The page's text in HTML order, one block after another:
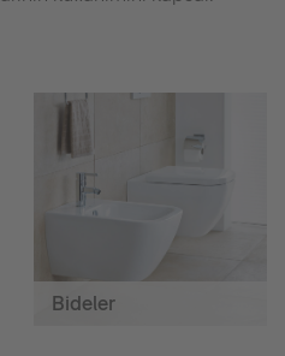
Bideler